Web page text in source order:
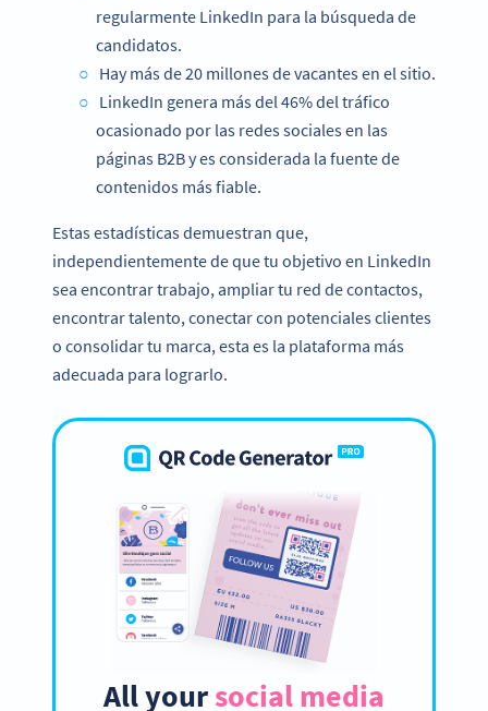
regularmente LinkedIn para la búsqueda de
candidatos.
Hay más de 20 millones de vacantes en el sitio.
LinkedIn genera más del 46% del tráfico
ocasionado por las redes sociales en las
páginas B2B y es considerada la fuente de
contenidos más fiable.
Estas estadísticas demuestran que,
independientemente de que tu objetivo en LinkedIn
sea encontrar trabajo, ampliar tu red de contactos,
encontrar talento, conectar con potenciales clientes
o consolidar tu marca, esta es la plataforma más
adecuada para lograrlo.
All yoursocial media